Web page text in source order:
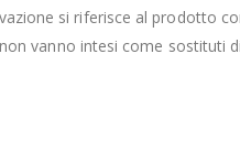
si riferisce al prodotto
vanno intesi come sostituti